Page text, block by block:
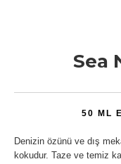
Sea
50 ML
Denizin özünü ve dış
kokudur. Taze ve temiz